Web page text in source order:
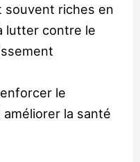
souvent riches en
lutter contre le
le
la santé